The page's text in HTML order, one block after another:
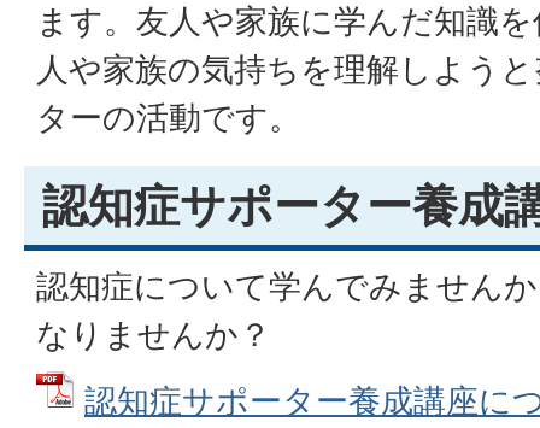
ます。友人や家族に学んだ知識
人や家族の気持ちを理解しよう
ターの活動です。
認知症サポーター養成
認知症について学んでみません
なりませんか？
認知症サポーター養成講座に